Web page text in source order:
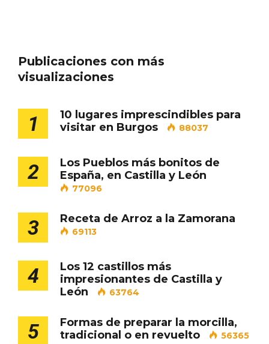
Publicaciones con más
visualizaciones
1
10 lugares imprescindibles para
visitar en Burgos
88037
2
Los Pueblos más bonitos de
España, en Castilla y León
77096
3 Receta de Arroz a la Zamorana
69113
4
Los 12 castillos más
impresionantes de Castilla y
León
63764
5
Formas de preparar la morcilla,
tradicional o en revuelto
56365
Porrón de Citas de 2026 en Moradillo de